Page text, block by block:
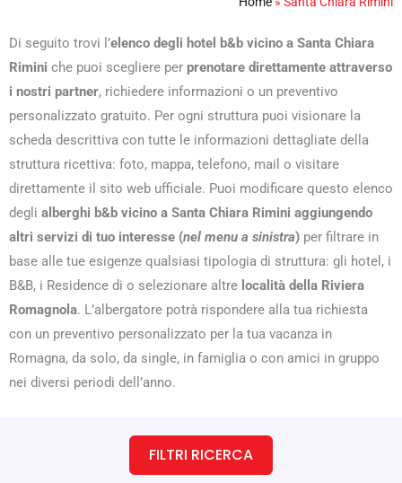
Di seguito trovi l’elenco degli hotel b&b vicino a Santa Chiara
Rimini che puoi scegliere per prenotare direttamente attraverso
i nostri partner, richiedere informazioni o un preventivo
personalizzato gratuito. Per ogni struttura puoi visionare la
scheda descrittiva con tutte le informazioni dettagliate della
struttura ricettiva: foto, mappa, telefono, mail o visitare
direttamente il sito web ufficiale. Puoi modificare questo elenco
degli alberghi b&b vicino a Santa Chiara Rimini aggiungendo
altri servizi di tuo interesse (nel menu a sinistra) per filtrare in
base alle tue esigenze qualsiasi tipologia di struttura: gli hotel, i
B&B, i Residence di o selezionare altre località della Riviera
Romagnola. L’albergatore potrà rispondere alla tua richiesta
con un preventivo personalizzato per la tua vacanza in
Romagna, da solo, da single, in famiglia o con amici in gruppo
nei diversi periodi dell’anno.
FILTRI RICERCA